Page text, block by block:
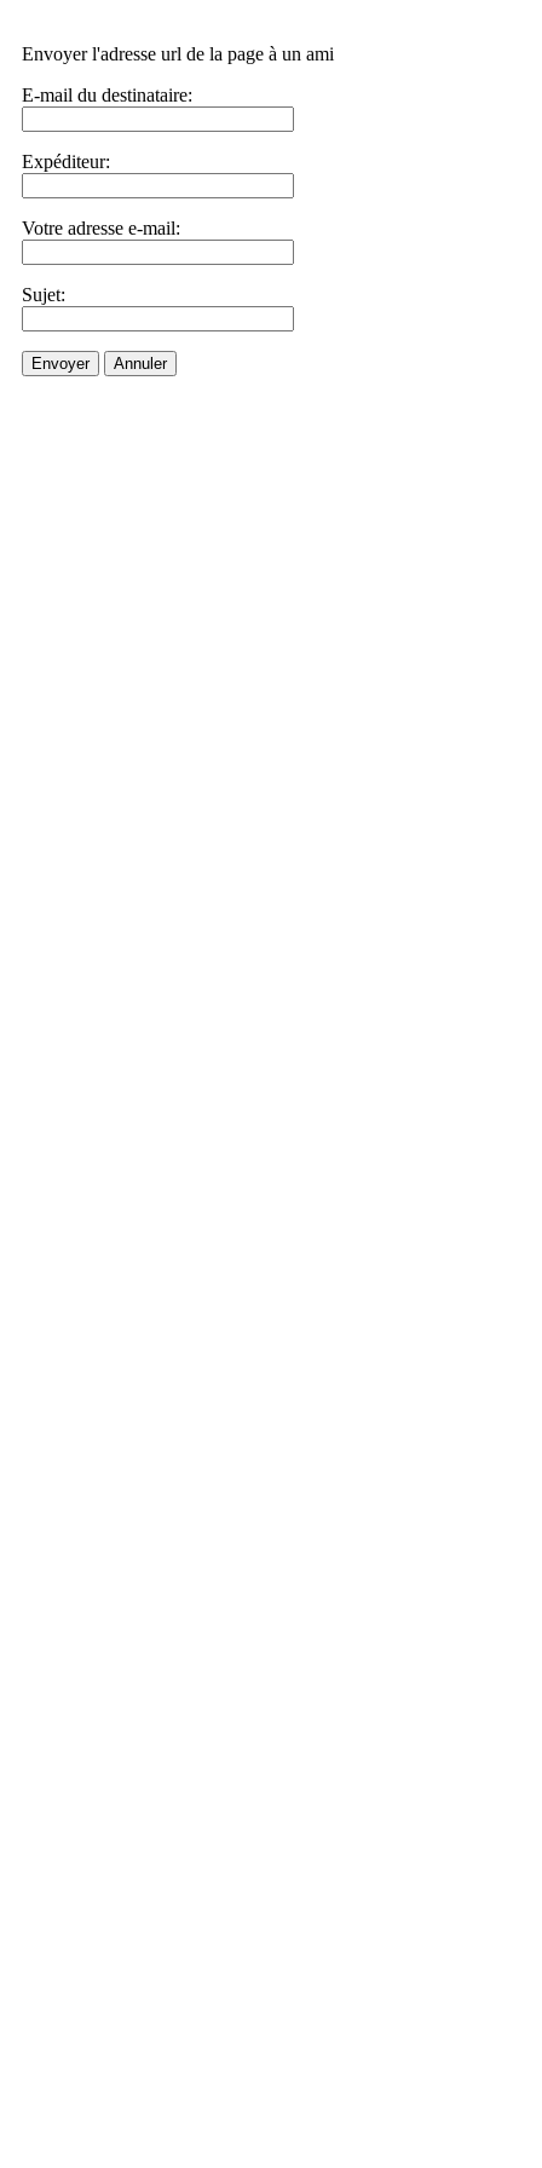
Envoyer l'adresse url de la page à un ami
E-mail du destinataire:
Expéditeur:
Votre adresse e-mail:
Sujet:
Envoyer Annuler